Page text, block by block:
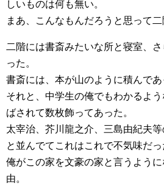
しいものは何も無い。
まあ、こんなもんだろうと思って二
二階には書斎みたいな所と寝室、
った。
書斎には、本が山のように積んであ
それと、中学生の俺でもわかるよ
ばされて数枚飾ってあった。
太宰治、芥川龍之介、三島由紀夫
と並んでてこれはこれで不気味だっ
俺がこの家を文豪の家と言うよう
由。